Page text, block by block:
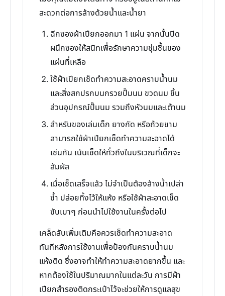
สะดวกต่อการล้างด้วยน้ำและน้ำยา
ฉีกซองผ้าเปียกออกมา 1 แผ่น จากนั้นปิด
ผนึกซองให้สนิทเพื่อรักษาความชุ่มชื้นของ
แผ่นที่เหลือ
ใช้ผ้าเปียกเช็ดทำความสะอาดคราบน้ำนม
และสิ่งสกปรกบนกรวยปั๊มนม ขวดนม ชิ้น
ส่วนอุปกรณ์ปั๊มนม รวมถึงหัวนมและเต้านม
สำหรับของเล่นเด็ก ยางกัด หรือถ้วยชาม
สามารถใช้ผ้าเปียกเช็ดทำความสะอาดได้
เช่นกัน เน้นเช็ดให้ทั่วถึงในบริเวณที่เด็กจะ
สัมผัส
เมื่อเช็ดเสร็จแล้ว ไม่จำเป็นต้องล้างน้ำเปล่า
ซ้ำ ปล่อยทิ้งไว้ให้แห้ง หรือใช้ผ้าสะอาดเช็ด
ซับเบาๆ ก่อนนำไปใช้งานในครั้งต่อไป
เคล็ดลับเพิ่มเติมคือควรเช็ดทำความสะอาด
ทันทีหลังการใช้งานเพื่อป้องกันคราบน้ำนม
แห้งติด ซึ่งอาจทำให้ทำความสะอาดยากขึ้น และ
หากต้องใช้ในปริมาณมากในแต่ละวัน การมีผ้า
เปียกสำรองติดกระเป๋าไว้จะช่วยให้การดูแลสุข